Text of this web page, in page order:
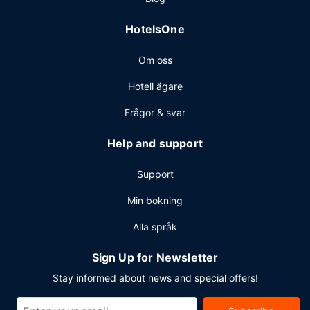
HotelsOne
Om oss
Hotell ägare
Frågor & svar
Help and support
Support
Min bokning
Alla språk
Sign Up for Newsletter
Stay informed about news and special offers!